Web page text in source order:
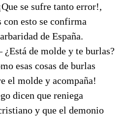
sufre tanto error!,
se confirma
de España.
de molde y te burlas?
cosas de burlas
y acompaña!
que reniega
que el demonio